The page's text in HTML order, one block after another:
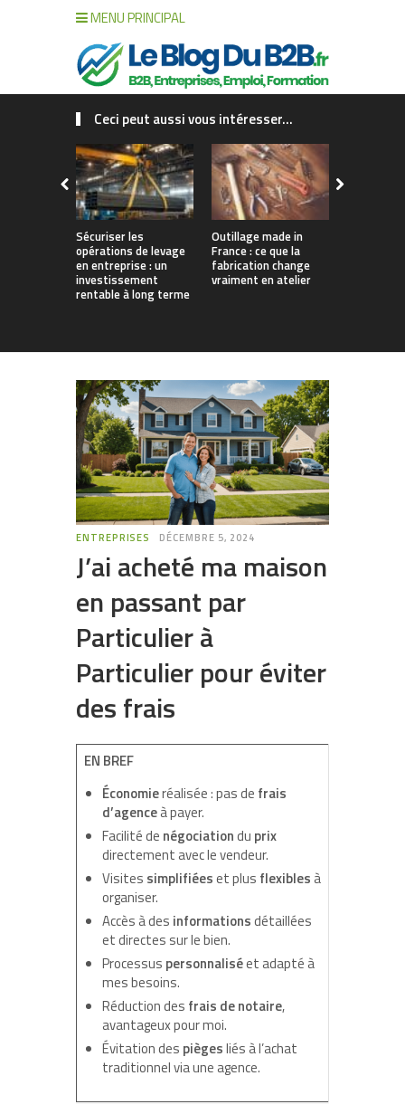
MENU PRINCIPAL
Ceci peut aussi vous intéresser...
Sécuriser les
opérations de levage
en entreprise : un
investissement
rentable à long terme
Outillage made in
France : ce que la
fabrication change
vraiment en atelier
ENTREPRISES DÉCEMBRE 5, 2024
J’ai acheté ma maison
en passant par
Particulier à
Particulier pour éviter
des frais
EN BREF
Économieréalisée : pas de frais
d’agenceà payer.
Facilité de négociationdu prix
directement avec le vendeur.
Visites simplifiéeset plus flexibles à
organiser.
Accès à des informationsdétaillées
et directes sur le bien.
Processus personnaliséet adapté à
mes besoins.
Réduction des frais de notaire,
avantageux pour moi.
Évitation des piègesliés à l’achat
traditionnel via une agence.